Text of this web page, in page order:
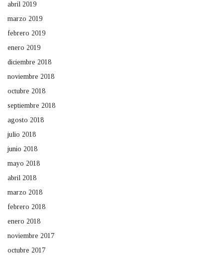
abril 2019
marzo 2019
febrero 2019
enero 2019
diciembre 2018
noviembre 2018
octubre 2018
septiembre 2018
agosto 2018
julio 2018
junio 2018
mayo 2018
abril 2018
marzo 2018
febrero 2018
enero 2018
noviembre 2017
octubre 2017